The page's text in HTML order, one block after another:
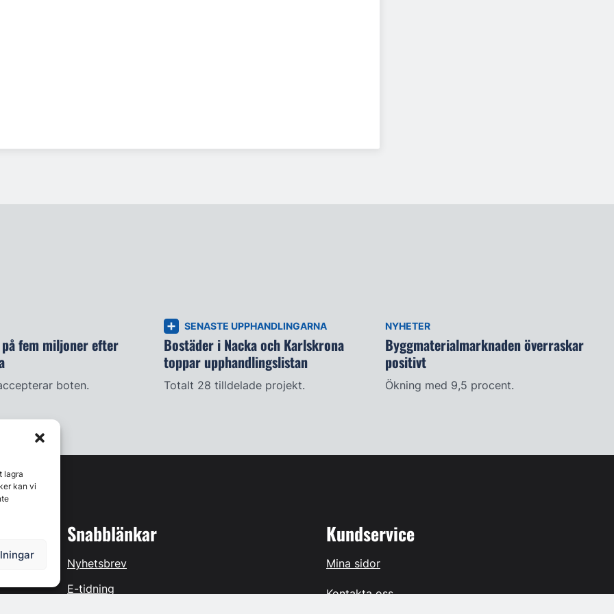
lagra
kan vi
på fem miljoner efter
boten.
SENASTE UPPHANDLINGARNA
Bostäder i Nacka och Karlskrona
toppar upphandlingslistan
Totalt 28 tilldelade projekt.
NYHETER
Byggmaterialmarknaden överraskar
positivt
Ökning med 9,5 procent.
Snabblänkar
Nyhetsbrev
E-tidning
Kundservice
Mina sidor
Kontakta oss